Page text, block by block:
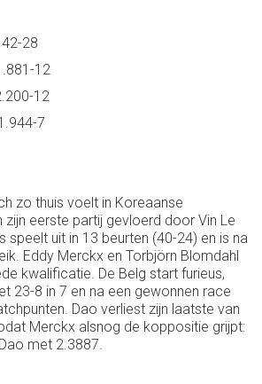
28
12
12
7
zo thuis voelt in Koreaanse
eerste partij gevloerd door Vin Le
speelt uit in 13 beurten (40-24) en is na
Eddy Merckx en Torbjörn Blomdahl
kwalificatie. De Belg start furieus,
23-8 in 7 en na een gewonnen race
Dao verliest zijn laatste van
Merckx alsnog de koppositie grijpt:
met 2.3887.